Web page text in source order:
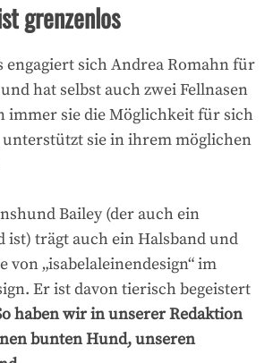
grenzenlos
engagiert sich Andrea Romahn für
hat selbst auch zwei Fellnasen
immer sie die Möglichkeit für sich
unterstützt sie in ihrem möglichen
Bailey (der auch ein
ist) trägt auch ein Halsband und
von „isabelaleinendesign“ im
Er ist davon tierisch begeistert
haben wir in unserer Redaktion
bunten Hund, unseren